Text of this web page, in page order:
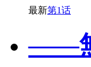
最新第1话
——